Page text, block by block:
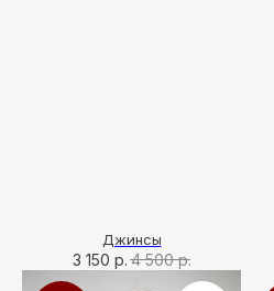
Джинсы
3 150 р. 4 500 р.